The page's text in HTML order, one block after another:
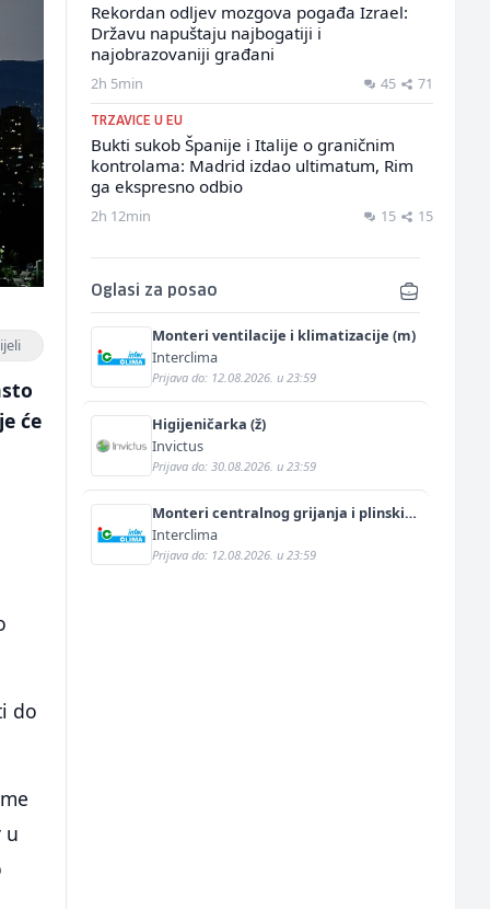
će
do
u
Rekordan odljev mozgova pogađa Izrael:
Državu napuštaju najbogatiji i
najobrazovaniji građani
2h 5min 45 71
TRZAVICE U EU
Bukti sukob Španije i Italije o graničnim
kontrolama: Madrid izdao ultimatum, Rim
ga ekspresno odbio
2h 12min 15 15
Oglasi za posao
Monteri ventilacije i klimatizacije (m)
Interclima
Prijava do: 12.08.2026. u 23:59
Higijeničarka (ž)
Invictus
Prijava do: 30.08.2026. u 23:59
Monteri centralnog grijanja i plinskih
instalacija (m)
Interclima
Prijava do: 12.08.2026. u 23:59